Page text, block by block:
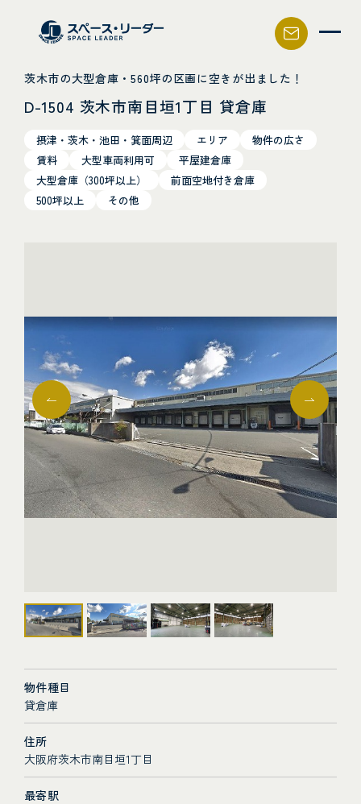
スペース・リーダー
茨木市の大型倉庫・560坪の区画に空きが出ました！
D-1504 茨木市南目垣1丁目 貸倉庫
摂津・茨木・池田・箕面周辺 エリア
物件の広さ
賃料
大型車両利用可
平屋建倉庫
大型倉庫（300坪以上）
前面空地付き倉庫
500坪以上
その他
物件種目
貸倉庫
住所
大阪府茨木市南目垣1丁目
最寄駅